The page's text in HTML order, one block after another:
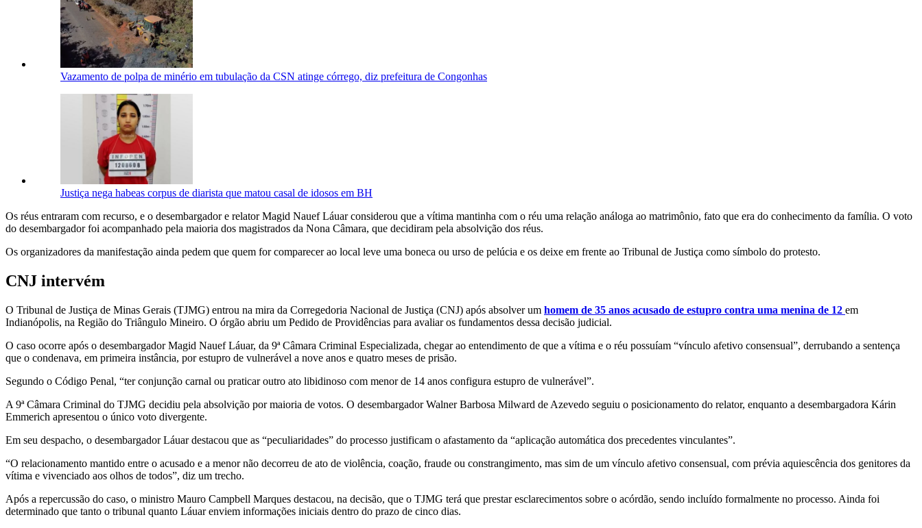
Vazamento de polpa de minério em tubulação da CSN atinge córrego, diz prefeitura de Congonhas
Justiça nega habeas corpus de diarista que matou casal de idosos em BH
Os réus entraram com recurso, e o desembargador e relator Magid Nauef Láuar considerou que a vítima mantinha com o réu uma relação análoga ao matrimônio, fato que era do conhecimento da família. O voto
do desembargador foi acompanhado pela maioria dos magistrados da Nona Câmara, que decidiram pela absolvição dos réus.
Os organizadores da manifestação ainda pedem que quem for comparecer ao local leve uma boneca ou urso de pelúcia e os deixe em frente ao Tribunal de Justiça como símbolo do protesto.
CNJ intervém
O Tribunal de Justiça de Minas Gerais (TJMG) entrou na mira da Corregedoria Nacional de Justiça (CNJ) após absolver um homem de 35 anos acusado de estupro contra uma menina de 12 em
Indianópolis, na Região do Triângulo Mineiro. O órgão abriu um Pedido de Providências para avaliar os fundamentos dessa decisão judicial.
O caso ocorre após o desembargador Magid Nauef Láuar, da 9ª Câmara Criminal Especializada, chegar ao entendimento de que a vítima e o réu possuíam “vínculo afetivo consensual”, derrubando a sentença
que o condenava, em primeira instância, por estupro de vulnerável a nove anos e quatro meses de prisão.
Segundo o Código Penal, “ter conjunção carnal ou praticar outro ato libidinoso com menor de 14 anos configura estupro de vulnerável”.
A 9ª Câmara Criminal do TJMG decidiu pela absolvição por maioria de votos. O desembargador Walner Barbosa Milward de Azevedo seguiu o posicionamento do relator, enquanto a desembargadora Kárin
Emmerich apresentou o único voto divergente.
Em seu despacho, o desembargador Láuar destacou que as “peculiaridades” do processo justificam o afastamento da “aplicação automática dos precedentes vinculantes”.
“O relacionamento mantido entre o acusado e a menor não decorreu de ato de violência, coação, fraude ou constrangimento, mas sim de um vínculo afetivo consensual, com prévia aquiescência dos genitores da
vítima e vivenciado aos olhos de todos”, diz um trecho.
Após a repercussão do caso, o ministro Mauro Campbell Marques destacou, na decisão, que o TJMG terá que prestar esclarecimentos sobre o acórdão, sendo incluído formalmente no processo. Ainda foi
determinado que tanto o tribunal quanto Láuar enviem informações iniciais dentro do prazo de cinco dias.